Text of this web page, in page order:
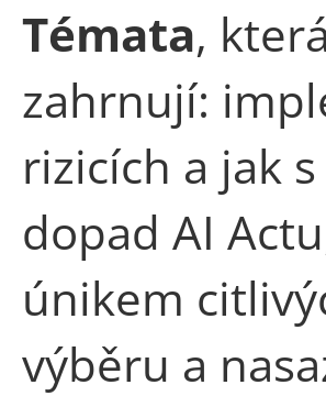
Témata,
zahrnují:
rizicích a jak
dopad AI
únikem
výběru a